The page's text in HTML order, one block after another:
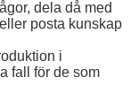
dela då med
posta kunskap
i
fall för de som